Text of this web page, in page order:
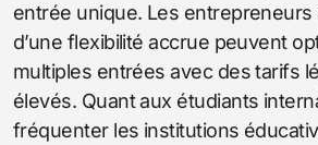
entrée unique. Les entrepreneurs
d’une flexibilité accrue peuvent
multiples entrées avec des tarifs
élevés. Quant aux étudiants
fréquenter les institutions